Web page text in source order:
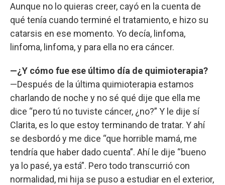
Aunque no lo quieras creer, cayó en la cuenta de
qué tenía cuando terminé el tratamiento, e hizo su
catarsis en ese momento. Yo decía, linfoma,
linfoma, linfoma, y para ella no era cáncer.
—¿Y cómo fue ese último día de quimioterapia?
—Después de la última quimioterapia estamos
charlando de noche y no sé qué dije que ella me
dice “pero tú no tuviste cáncer, ¿no?” Y le dije sí
Clarita, es lo que estoy terminando de tratar. Y ahí
se desbordó y me dice “que horrible mamá, me
tendría que haber dado cuenta”. Ahí le dije “bueno
ya lo pasé, ya está”. Pero todo transcurrió con
normalidad, mi hija se puso a estudiar en el exterior,